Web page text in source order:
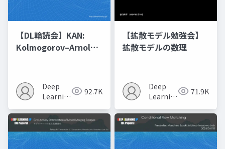
【DL輪読会】KAN:
Kolmogorov–Arnold
Deep
Learning
92.7K
【拡散モデル勉強会】
拡散モデルの数理
Deep
Learning
71.9K